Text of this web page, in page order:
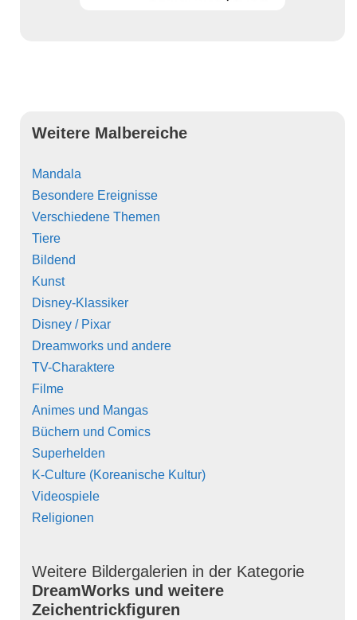
Weitere Malbereiche
Mandala
Besondere Ereignisse
Verschiedene Themen
Tiere
Bildend
Kunst
Disney-Klassiker
Disney / Pixar
Dreamworks und andere
TV-Charaktere
Filme
Animes und Mangas
Büchern und Comics
Superhelden
K-Culture (Koreanische Kultur)
Videospiele
Religionen
Weitere Bildergalerien in der Kategorie
DreamWorks und weitere
Zeichentrickfiguren